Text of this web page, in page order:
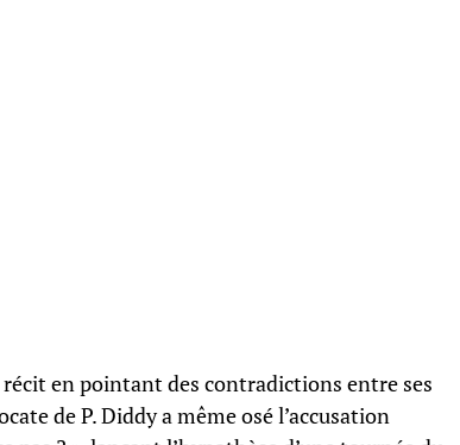
en pointant des contradictions entre ses
de P. Diddy a même osé l’accusation